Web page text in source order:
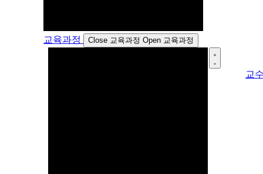
교육과정 Close 교육과정 Open 교육과정
교